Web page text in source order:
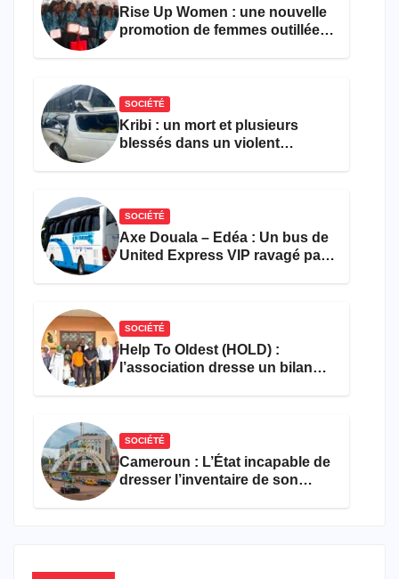
Rise Up Women : une nouvelle
promotion de femmes outillées
SOCIÉTÉ
Kribi : un mort et plusieurs
blessés dans un violent
SOCIÉTÉ
Axe Douala – Edéa : Un bus de
United Express VIP ravagé par
SOCIÉTÉ
Help To Oldest (HOLD) :
l’association dresse un bilan
SOCIÉTÉ
Cameroun : L’État incapable de
dresser l’inventaire de son